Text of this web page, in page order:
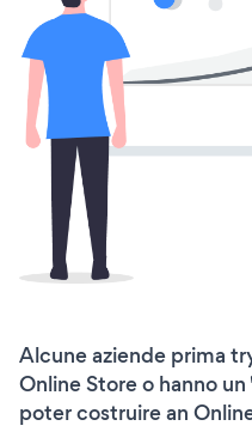
Alcune aziende prima
Online Store o hanno
poter costruire an